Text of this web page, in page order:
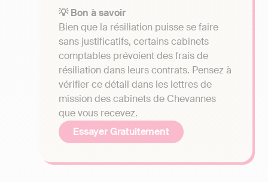
💡 Bon à savoir
Bien que la résiliation puisse se faire
sans justificatifs, certains cabinets
comptables prévoient des frais de
résiliation dans leurs contrats. Pensez à
vérifier ce détail dans les lettres de
mission des cabinets de Chevannes
que vous recevez.
Essayer Gratuitement